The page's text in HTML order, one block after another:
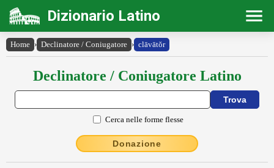
Dizionario Latino
Home › Declinatore / Coniugatore › clāvātŏr
Declinatore / Coniugatore Latino
Cerca nelle forme flesse
Donazione